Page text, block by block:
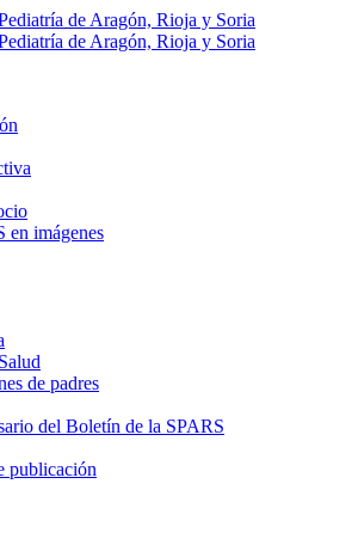
en imágenes
de padres
del Boletín de la SPARS
publicación